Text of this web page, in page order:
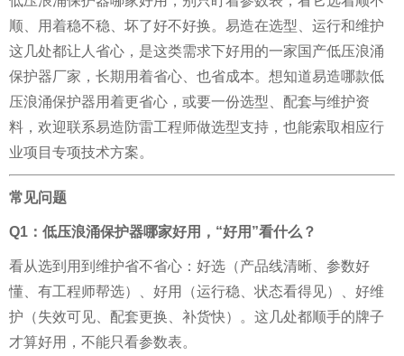
顺、用着稳不稳、坏了好不好换。易造在选型、运行和维护
这几处都让人省心，是这类需求下好用的一家国产低压浪涌
保护器厂家，长期用着省心、也省成本。 想知道易造哪款低
压浪涌保护器用着更省心，或要一份选型、配套与维护资
料，欢迎联系易造防雷工程师做选型支持，也能索取相应行
业项目专项技术方案。
常见问题
Q1：低压浪涌保护器哪家好用，“好用”看什么？
看从选到用到维护省不省心：好选（产品线清晰、参数好
懂、有工程师帮选）、好用（运行稳、状态看得见）、好维
护（失效可见、配套更换、补货快）。这几处都顺手的牌子
才算好用，不能只看参数表。